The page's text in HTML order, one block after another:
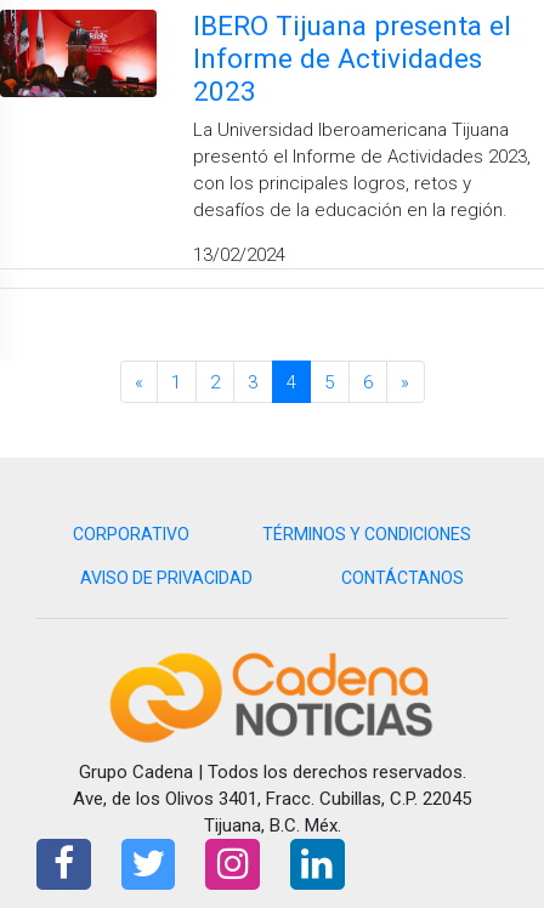
IBERO Tijuana presenta el
Informe de Actividades
2023
La Universidad Iberoamericana Tijuana
presentó el Informe de Actividades 2023,
con los principales logros, retos y
desafíos de la educación en la región.
13/02/2024
« 1 2 3 4 5 6 »
CORPORATIVO TÉRMINOS Y CONDICIONES
AVISO DE PRIVACIDAD CONTÁCTANOS
Grupo Cadena | Todos los derechos reservados.
Ave, de los Olivos 3401, Fracc. Cubillas, C.P. 22045
Tijuana, B.C. Méx.